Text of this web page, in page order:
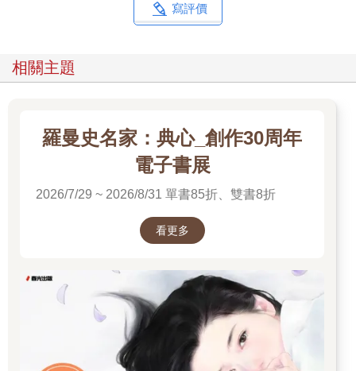
寫評價
相關主題
羅曼史名家：典心_創作30周年
電子書展
2026/7/29 ~ 2026/8/31 單書85折、雙書8折
看更多